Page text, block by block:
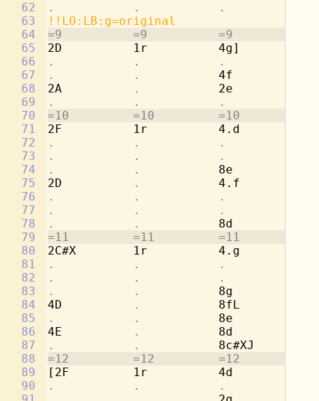
62
63
64
65
66
67
68
69
70
71
72
73
74
75
76
77
78
79
80
81
82
83
84
85
86
87
88
89
90
.           .           .
!!LO:LB:g=original
=9          =9          =9          =9
2D          1r          4g]
.           .           .
.           . 4f
2A
. 2e
.           .           .
=10         =10         =10
2F          1r          4.d
.           .           .
.           .           .
.           . 8e
2D
. 4.f
.           .           .
.           .           .
.           . 8d
=11         =11         =11
2C#X        1r          4.g
.           .           .
.           .           .
.           . 8g
4D
. 8fL
.           . 8e
4E
. 8d
.           . 8c#XJ
=12         =12         =12
[2F         1r          4d
.           .           .